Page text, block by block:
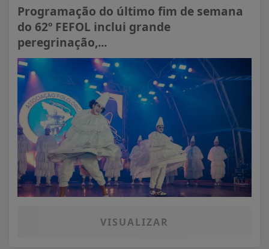
Programação do último fim de semana
do 62º FEFOL inclui grande
peregrinação,...
VISUALIZAR